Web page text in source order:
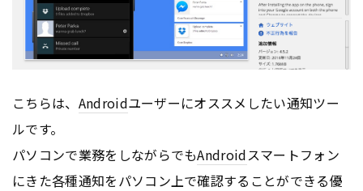
こちらは、 Androidユーザーにオススメしたい通知ツー
ルです。
パソコンで業務をしながらでもAndroidスマートフォン
にきた各種通知をパソコン上で確認することができる優